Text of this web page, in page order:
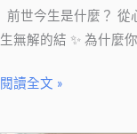
前世今生是什麼？ 從
生無解的結 ✨ 為什麼
記
憶」，
開
閱讀全文 »